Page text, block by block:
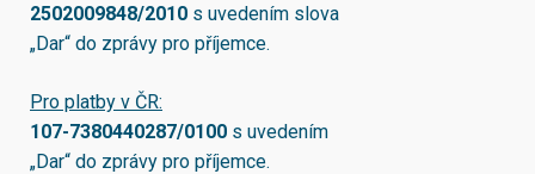
2502009848/2010 s uvedením slova
„Dar“ do zprávy pro příjemce.
Pro platby v ČR:
107-7380440287/0100 s uvedením
„Dar“ do zprávy pro příjemce.